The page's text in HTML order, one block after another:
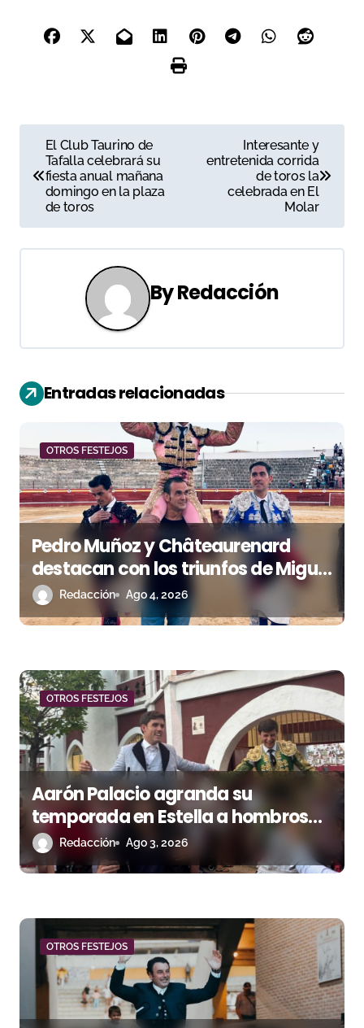
a
e
c
i
ó
n
d
e
e
n
a
d
a
s
El Club Taurino de
Tafalla celebrará su
fiesta anual mañana
domingo en la plaza
de toros
Interesante y
entretenida corrida
de toros la
celebrada en El
Molar
ByRedacción
Entradas relacionadas
OTROS FESTEJOS
Pedro Muñoz y Châteaurenard
destacan con los triunfos de Miguel
Andrades e Ismael Martín
Redacción Ago 4, 2026
OTROS FESTEJOS
Aarón Palacio agranda su
temporada en Estella a hombros
junto a Guillermo Hermoso
Redacción Ago 3, 2026
OTROS FESTEJOS